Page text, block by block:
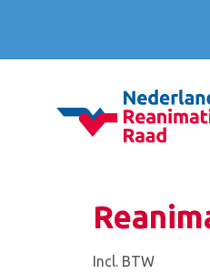
Incl. BTW